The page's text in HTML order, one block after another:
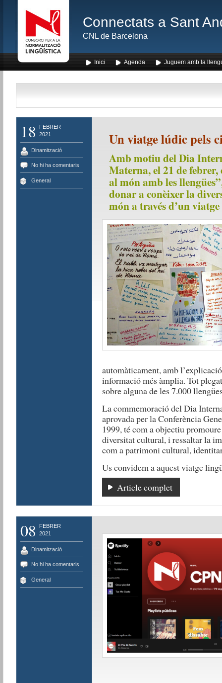
Connectats a Sant
CNL de Barcelona
Inici Agenda Juguem amb la
18
FEBRER
2021
Dinamització
No hi ha comentaris
General
Un viatge lúdic pels
Amb motiu del Dia
Materna, el 21 de
al món amb les
donar a conèixer la
món a través d’un
automàticament, amb
informació més àmplia. Tot
sobre alguna de les 7.000
La commemoració del Dia
aprovada per la Conferència
1999, té com a objectiu
diversitat cultural, i ressaltar la
com a patrimoni cultural,
Us convidem a aquest viatge
Article complet
08
FEBRER
2021
Dinamització
No hi ha comentaris
General